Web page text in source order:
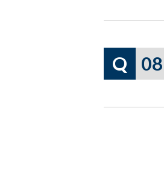
Q 08